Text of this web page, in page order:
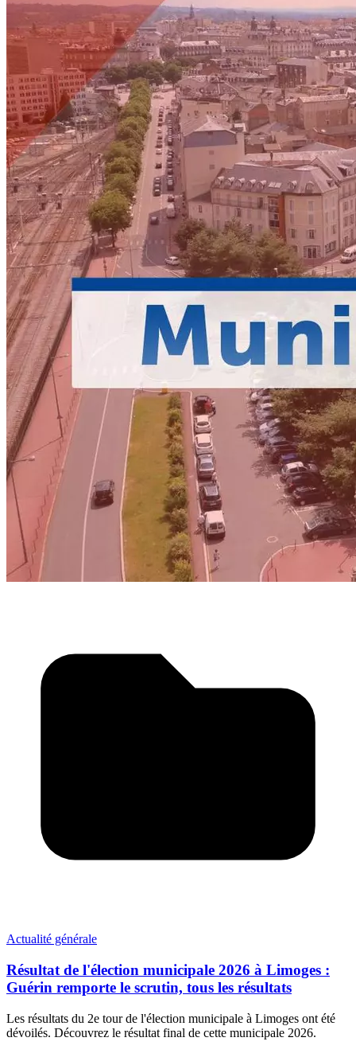
Actualité générale
Résultat de l'élection municipale 2026 à Limoges :
Guérin remporte le scrutin, tous les résultats
Les résultats du 2e tour de l'élection municipale à Limoges ont été
dévoilés. Découvrez le résultat final de cette municipale 2026.